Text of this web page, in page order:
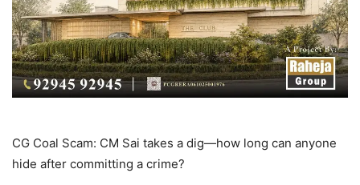
CG Coal Scam: CM Sai takes a dig—how long can anyone
hide after committing a crime?